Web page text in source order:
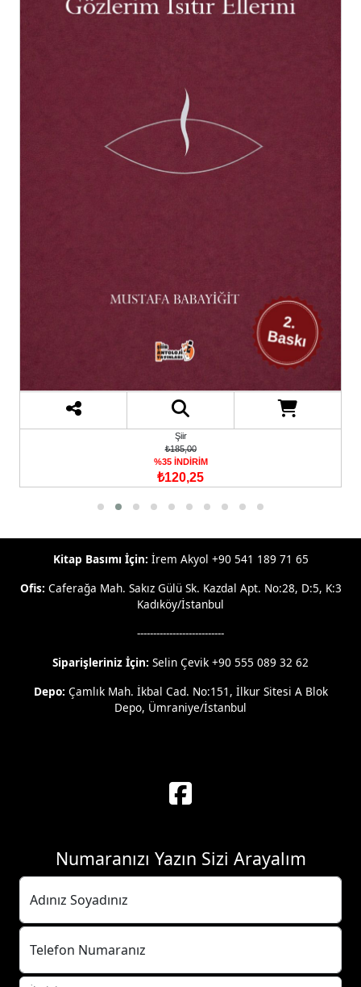
Şiir
₺185,00
%35 İNDİRİM
₺120,25
Kitap Basımı İçin: İrem Akyol +90 541 189 71 65
Ofis: Caferağa Mah. Sakız Gülü Sk. Kazdal Apt. No:28, D:5, K:3
Kadıköy/İstanbul
---------------------------
Siparişleriniz İçin: Selin Çevik +90 555 089 32 62
Depo: Çamlık Mah. İkbal Cad. No:151, İlkur Sitesi A Blok
Depo, Ümraniye/İstanbul
Numaranızı Yazın Sizi Arayalım
Adınız Soyadınız
Telefon Numaranız